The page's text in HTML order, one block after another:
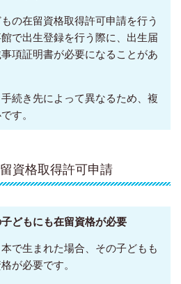
の在留資格取得許可申請を行う
で出生登録を行う際に、出生届
項証明書が必要になることがあ
続き先によって異なるため、複
す。
資格取得許可申請
どもにも在留資格が必要
で生まれた場合、その子どもも
が必要です。